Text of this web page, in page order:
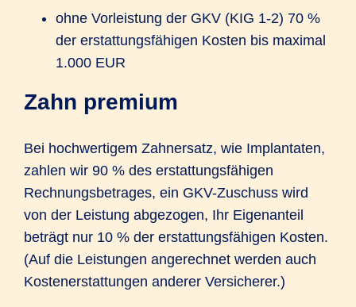
ohne Vorleistung der GKV (KIG 1-2) 70 %
der erstattungs­fähigen Kosten bis maximal
1.000 EUR
Zahn premium
Bei hochwertigem Zahn­ersatz, wie Implantaten,
zahlen wir 90 % des erstattungs­fähigen
Rechnungs­betrages, ein GKV-Zuschuss wird
von der Leistung abgezogen, Ihr Eigen­anteil
beträgt nur 10 % der erstattungs­fähigen Kosten.
(Auf die Leistungen angerechnet werden auch
Kostenerstattungen anderer Versicherer.)